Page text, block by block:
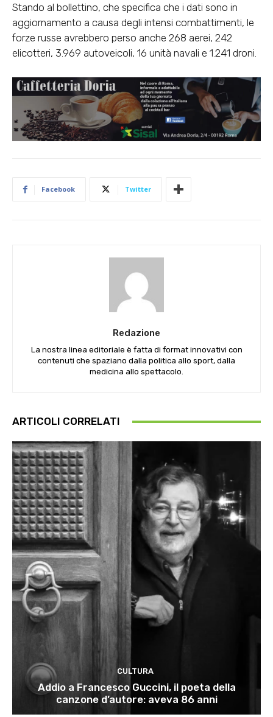
Stando al bollettino, che specifica che i dati sono in
aggiornamento a causa degli intensi combattimenti, le
forze russe avrebbero perso anche 268 aerei, 242
elicotteri, 3.969 autoveicoli, 16 unità navali e 1.241 droni.
Facebook Twitter
Redazione
La nostra linea editoriale è fatta di format innovativi con
contenuti che spaziano dalla politica allo sport, dalla
medicina allo spettacolo.
ARTICOLI CORRELATI
CULTURA
Addio a Francesco Guccini, il poeta della
canzone d’autore: aveva 86 anni